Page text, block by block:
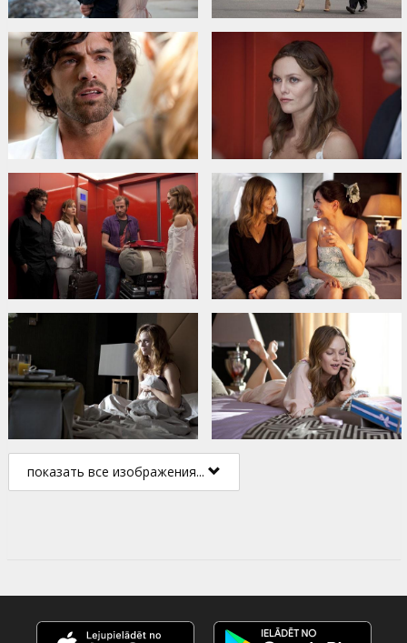
показать все изображения...